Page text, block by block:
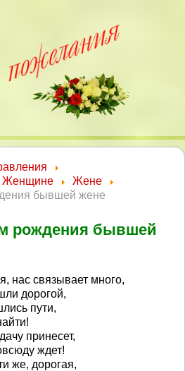
Женщине
Жене
бывшей жене
рождения бывшей
нас связывает много,
дорогой,
пути,
принесет,
ждет!
же, дорогая,